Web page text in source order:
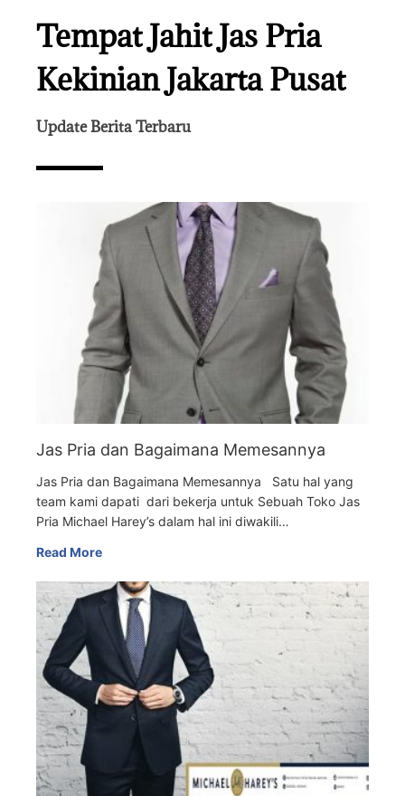
Tempat Jahit Jas Pria
Kekinian Jakarta Pusat
Update Berita Terbaru
Jas Pria dan Bagaimana Memesannya
Jas Pria dan Bagaimana Memesannya Satu hal yang
team kami dapati dari bekerja untuk Sebuah Toko Jas
Pria Michael Harey’s dalam hal ini diwakili…
Read More